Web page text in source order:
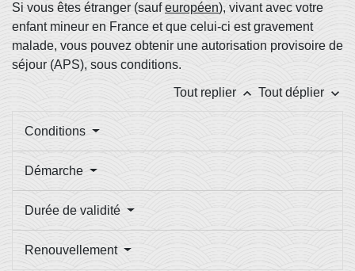
Si vous êtes étranger (saufeuropéen), vivant avec votre
enfant mineur en France et que celui-ci est gravement
malade, vous pouvez obtenir une autorisation provisoire de
séjour (APS), sous conditions.
Tout replier keyboard_arrow_up Tout déplier keyboard_arrow_down
Conditions
Démarche
Durée de validité
Renouvellement